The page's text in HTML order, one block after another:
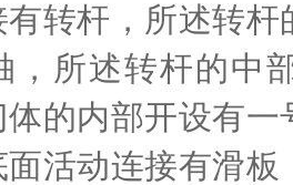
转杆，所述转
，所述转杆的中
的内部开设有
活动连接有滑